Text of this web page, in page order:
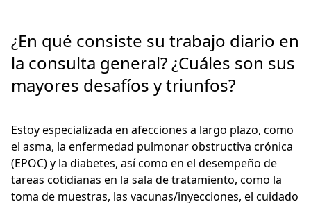
¿En qué consiste su trabajo diario en
la consulta general? ¿Cuáles son sus
mayores desafíos y triunfos?
Estoy especializada en afecciones a largo plazo, como
el asma, la enfermedad pulmonar obstructiva crónica
(EPOC) y la diabetes, así como en el desempeño de
tareas cotidianas en la sala de tratamiento, como la
toma de muestras, las vacunas/inyecciones, el cuidado